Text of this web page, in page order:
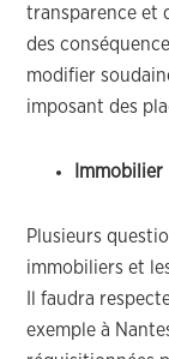
transparence et
des
modifier
imposant des
Immobilier
Plusieurs
immobiliers et
Il faudra
exemple à